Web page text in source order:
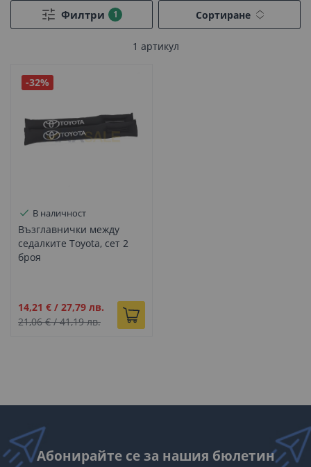
Филтри
1 артикул
Сортиране
-32%
В наличност
Възглавнички между
седалките Toyota, сет 2
броя
Промо
цена
14,21 € / 27,79 лв.
21,06 €/41,19 лв.
Абонирайте се за нашия бюлетин